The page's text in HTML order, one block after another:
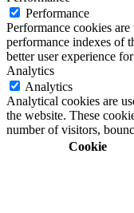
Performance
Performance cookies
performance indexes of
better user experience
Analytics
Analytics
Analytical cookies are
the website. These
number of visitors,
Cookie